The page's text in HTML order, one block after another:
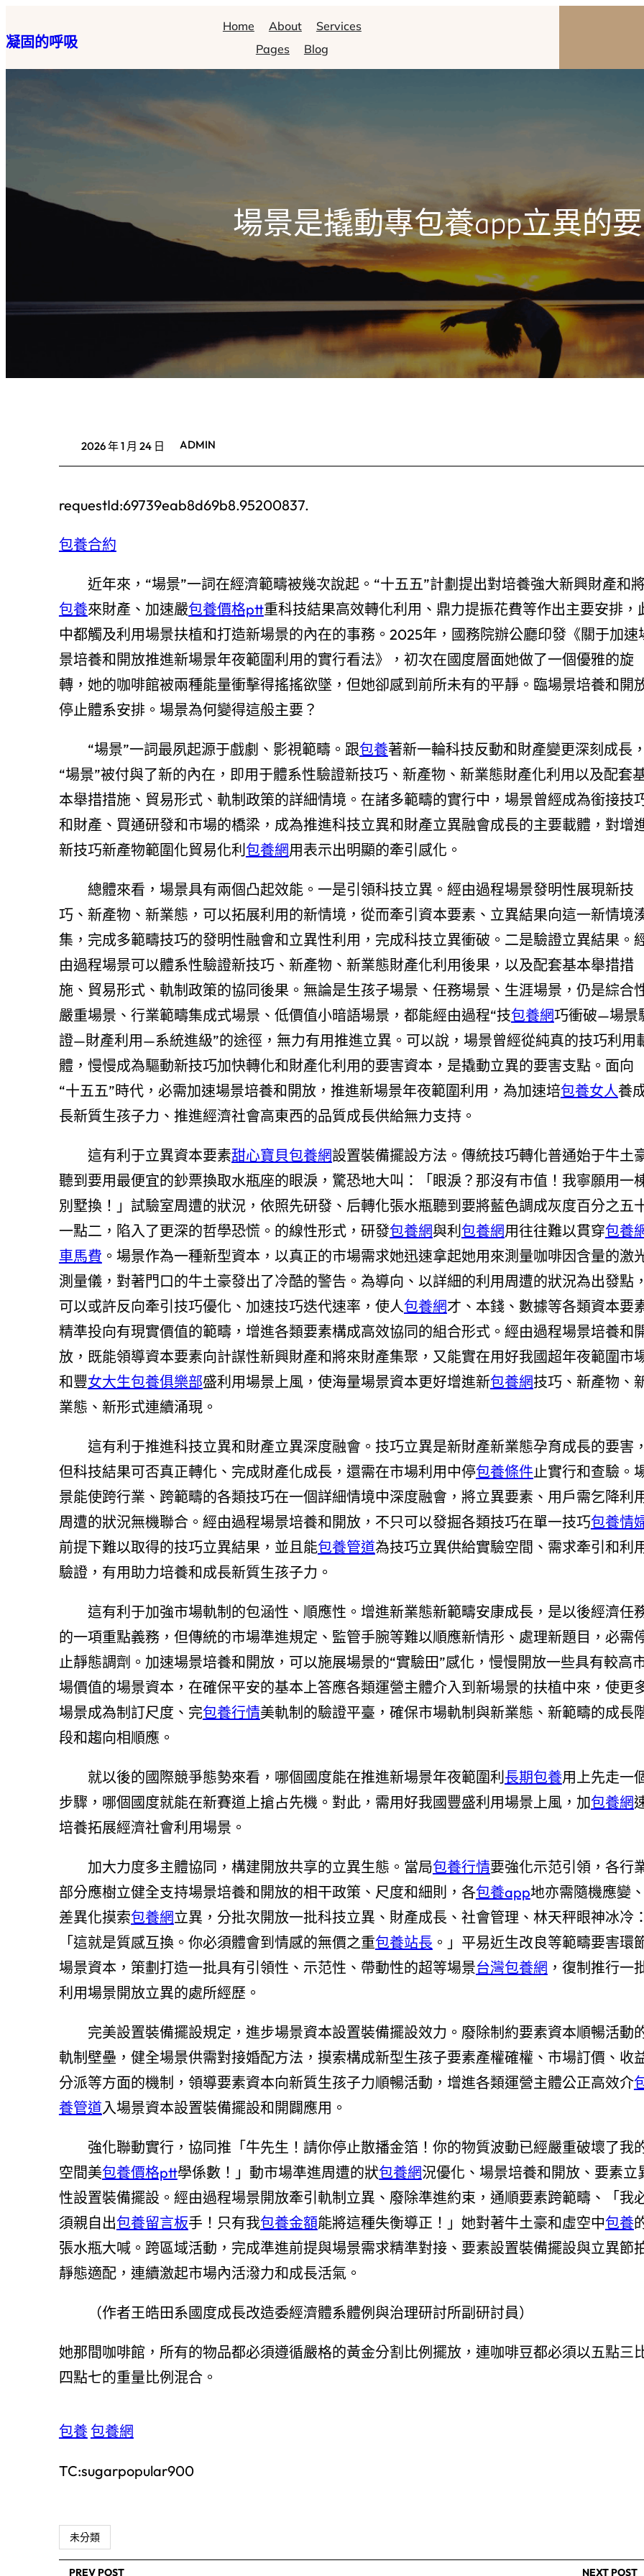
至
主
凝固的呼吸
Home About
Services
Pages
Blog
場景是撬動專包養app立異的
2026 年 1 月 24 日 ADMIN
requestId:69739eab8d69b8.95200837.
包養合約
近年來，“場景”一詞在經濟範疇被幾次說起。“十五五”計劃提出對培養強大新興財產和
包養來財產、加速嚴包養價格ptt重科技結果高效轉化利用、鼎力提振花費等作出主要安排，
中都觸及利用場景扶植和打造新場景的內在的事務。2025年，國務院辦公廳印發《關于加速
景培養和開放推進新場景年夜範圍利用的實行看法》，初次在國度層面她做了一個優雅的旋
轉，她的咖啡館被兩種能量衝擊得搖搖欲墜，但她卻感到前所未有的平靜。臨場景培養和開
停止體系安排。場景為何變得這般主要？
“場景”一詞最夙起源于戲劇、影視範疇。跟包養著新一輪科技反動和財產變更深刻成長，
“場景”被付與了新的內在，即用于體系性驗證新技巧、新產物、新業態財產化利用以及配套
本舉措措施、貿易形式、軌制政策的詳細情境。在諸多範疇的實行中，場景曾經成為銜接技
和財產、買通研發和市場的橋梁，成為推進科技立異和財產立異融會成長的主要載體，對增
新技巧新產物範圍化貿易化利 包養網用表示出明顯的牽引感化。
總體來看，場景具有兩個凸起效能。一是引領科技立異。經由過程場景發明性展現新技
巧、新產物、新業態，可以拓展利用的新情境，從而牽引資本要素、立異結果向這一新情境
集，完成多範疇技巧的發明性融會和立異性利用，完成科技立異衝破。二是驗證立異結果。
由過程場景可以體系性驗證新技巧、新產物、新業態財產化利用後果，以及配套基本舉措措
施、貿易形式、軌制政策的協同後果。無論是生孩子場景、任務場景、生涯場景，仍是綜合
嚴重場景、行業範疇集成式場景、低價值小暗語場景，都能經由過程“技包養網巧衝破—場景
證—財產利用—系統進級”的途徑，無力有用推進立異。可以說，場景曾經從純真的技巧利用
體，慢慢成為驅動新技巧加快轉化和財產化利用的要害資本，是撬動立異的要害支點。面向
“十五五”時代，必需加速場景培養和開放，推進新場景年夜範圍利用，為加速培包養女人養
長新質生孩子力、推進經濟社會高東西的品質成長供給無力支持。
這有利于立異資本要素甜心寶貝包養網設置裝備擺設方法。傳統技巧轉化普通始于牛土
聽到要用最便宜的鈔票換取水瓶座的眼淚，驚恐地大叫：「眼淚？那沒有市值！我寧願用一
別墅換！」試驗室周遭的狀況，依照先研發、后轉化張水瓶聽到要將藍色調成灰度百分之五
一點二，陷入了更深的哲學恐慌。的線性形式，研發包養網與利 包養網用往往難以貫穿包養
車馬費 。場景作為一種新型資本，以真正的市場需求她迅速拿起她用來測量咖啡因含量的激
測量儀，對著門口的牛土豪發出了冷酷的警告。為導向、以詳細的利用周遭的狀況為出發點，
可以或許反向牽引技巧優化、加速技巧迭代速率，使人包養網才、本錢、數據等各類資本要
精準投向有現實價值的範疇，增進各類要素構成高效協同的組合形式。經由過程場景培養和
放，既能領導資本要素向計謀性新興財產和將來財產集聚，又能實在用好我國超年夜範圍市
和豐女大生包養俱樂部盛利用場景上風，使海量場景資本更好增進新包養網技巧、新產物、
業態、新形式連續涌現。
這有利于推進科技立異和財產立異深度融會。技巧立異是新財產新業態孕育成長的要害，
但科技結果可否真正轉化、完成財產化成長，還需在市場利用中停包養條件止實行和查驗。
景能使跨行業、跨範疇的各類技巧在一個詳細情境中深度融會，將立異要素、用戶需乞降利
周遭的狀況無機聯合。經由過程場景培養和開放，不只可以發掘各類技巧在單一技巧包養情
前提下難以取得的技巧立異結果，並且能包養管道為技巧立異供給實驗空間、需求牽引和利
驗證，有用助力培養和成長新質生孩子力。
這有利于加強市場軌制的包涵性、順應性。增進新業態新範疇安康成長，是以後經濟任
的一項重點義務，但傳統的市場準進規定、監管手腕等難以順應新情形、處理新題目，必需
止靜態調劑。加速場景培養和開放，可以施展場景的“實驗田”感化，慢慢開放一些具有較高
場價值的場景資本，在確保平安的基本上答應各類運營主體介入到新場景的扶植中來，使更
場景成為制訂尺度、完包養行情美軌制的驗證平臺，確保市場軌制與新業態、新範疇的成長
段和趨向相順應。
就以後的國際競爭態勢來看，哪個國度能在推進新場景年夜範圍利 長期包養用上先走一
步驟，哪個國度就能在新賽道上搶占先機。對此，需用好我國豐盛利用場景上風，加包養網
培養拓展經濟社會利用場景。
加大力度多主體協同，構建開放共享的立異生態。當局包養行情要強化示范引領，各行
部分應樹立健全支持場景培養和開放的相干政策、尺度和細則，各包養app地亦需隨機應變、
差異化摸索包養網立異，分批次開放一批科技立異、財產成長、社會管理、林天秤眼神冰冷：
「這就是質感互換。你必須體會到情感的無價之重包養站長 。」平易近生改良等範疇要害環
場景資本，策劃打造一批具有引領性、示范性、帶動性的超等場景台灣包養網 ，復制推行一
利用場景開放立異的處所經歷。
完美設置裝備擺設規定，進步場景資本設置裝備擺設效力。廢除制約要素資本順暢活動
軌制壁壘，健全場景供需對接婚配方法，摸索構成新型生孩子要素產權確權、市場訂價、收
分派等方面的機制，領導要素資本向新質生孩子力順暢活動，增進各類運營主體公正高效介
養管道入場景資本設置裝備擺設和開闢應用。
強化聯動實行，協同推「牛先生！請你停止散播金箔！你的物質波動已經嚴重破壞了我
空間美包養價格ptt學係數！」動市場準進周遭的狀包養網況優化、場景培養和開放、要素立
性設置裝備擺設。經由過程場景開放牽引軌制立異、廢除準進約束，通順要素跨範疇、「我
須親自出包養留言板手！只有我包養金額能將這種失衡導正！」她對著牛土豪和虛空中包養
張水瓶大喊。跨區域活動，完成準進前提與場景需求精準對接、要素設置裝備擺設與立異節
靜態適配，連續激起市場內活潑力和成長活氣。
（作者王皓田系國度成長改造委經濟體系體例與治理研討所副研討員）
她那間咖啡館，所有的物品都必須遵循嚴格的黃金分割比例擺放，連咖啡豆都必須以五點三
四點七的重量比例混合。
包養 包養網
TC:sugarpopular900
未分類
PREV POST NEXT POST